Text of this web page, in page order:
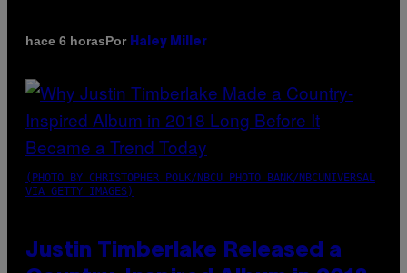
hace 6 horasPor Haley Miller
(PHOTO BY CHRISTOPHER POLK/NBCU PHOTO BANK/NBCUNIVERSAL
VIA GETTY IMAGES)
Justin Timberlake Released a